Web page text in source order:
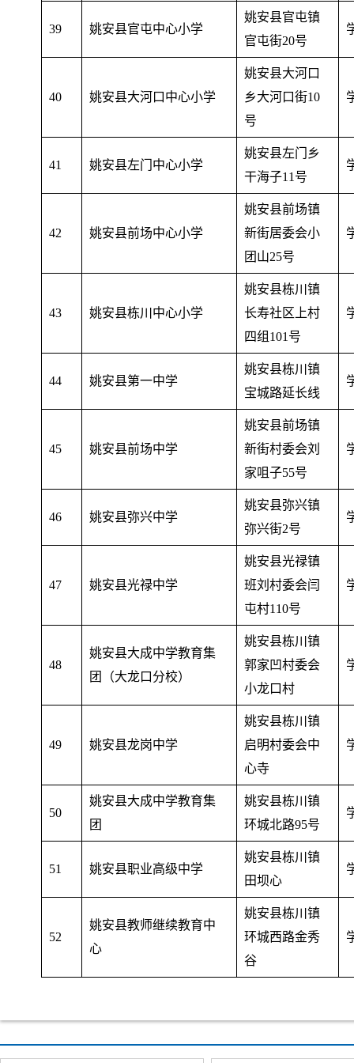
39 姚安县官屯中心小学
姚安县官屯镇
官屯街20号
40 姚安县大河口中心小学
姚安县大河口
乡大河口街10
号
41 姚安县左门中心小学
姚安县左门乡
干海子11号
42 姚安县前场中心小学
姚安县前场镇
新街居委会小
团山25号
43 姚安县栋川中心小学
姚安县栋川镇
长寿社区上村
四组101号
44 姚安县第一中学
姚安县栋川镇
宝城路延长线
45 姚安县前场中学
姚安县前场镇
新街村委会刘
家咀子55号
46 姚安县弥兴中学
姚安县弥兴镇
弥兴街2号
47 姚安县光禄中学
姚安县光禄镇
班刘村委会闫
屯村110号
48
姚安县大成中学教育集
团（大龙口分校）
姚安县栋川镇
郭家凹村委会
小龙口村
49 姚安县龙岗中学
姚安县栋川镇
启明村委会中
心寺
50
姚安县大成中学教育集
团
姚安县栋川镇
环城北路95号
51 姚安县职业高级中学
姚安县栋川镇
田坝心
52
姚安县教师继续教育中
心
姚安县栋川镇
环城西路金秀
谷